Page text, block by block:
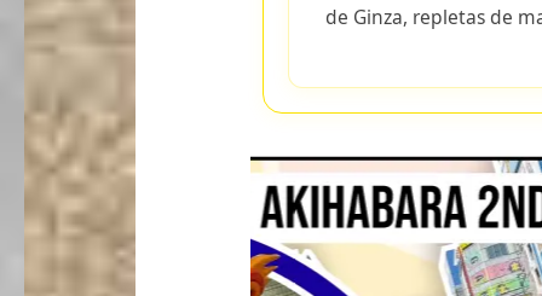
de Ginza, repletas de